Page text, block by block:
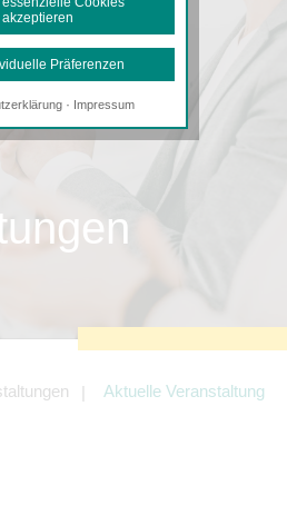
Aktuelle Veranstaltung
akzeptieren
Präferenzen
Cookies
sind erforderlich, um die
sind erforderlich, um
auf Ihre Bedürfnisse hin
Media-Angeboten von z.B.
LinkedIn.
sind erforderlich, um z.B.
· Impressum